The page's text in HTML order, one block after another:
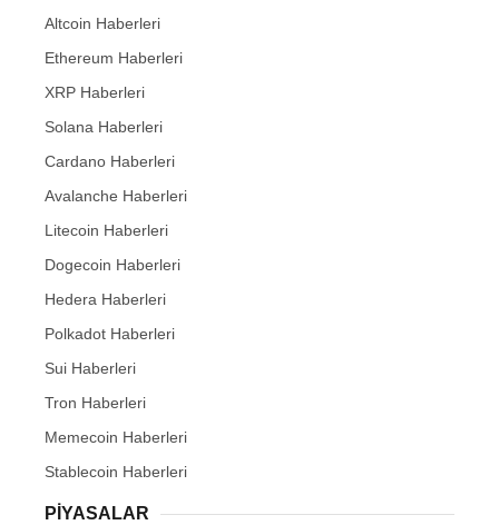
Altcoin Haberleri
Ethereum Haberleri
XRP Haberleri
Solana Haberleri
Cardano Haberleri
Avalanche Haberleri
Litecoin Haberleri
Dogecoin Haberleri
Hedera Haberleri
Polkadot Haberleri
Sui Haberleri
Tron Haberleri
Memecoin Haberleri
Stablecoin Haberleri
PIYASALAR